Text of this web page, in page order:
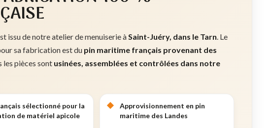
issu de notre atelier de menuiserie à Saint-Juéry, dans le Tarn . Le
sa fabrication est du pin maritime français provenant des
les pièces sont usinées, assemblées et contrôlées dans notre
sélectionné pour la
de matériel apicole
Approvisionnement en pin
maritime des Landes